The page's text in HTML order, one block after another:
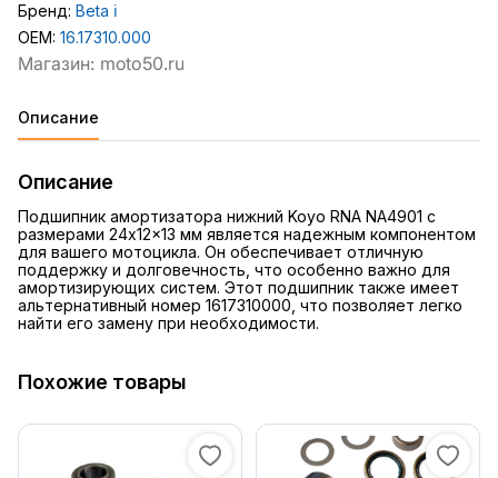
Бренд: Beta ℹ️
OEM: 16.17310.000
Описание
Описание
Подшипник амортизатора нижний Koyo RNA NA4901 с
размерами 24x12x13 мм является надежным компонентом
для вашего мотоцикла. Он обеспечивает отличную
поддержку и долговечность, что особенно важно для
амортизирующих систем. Этот подшипник также имеет
альтернативный номер 1617310000, что позволяет легко
найти его замену при необходимости.
Похожие товары